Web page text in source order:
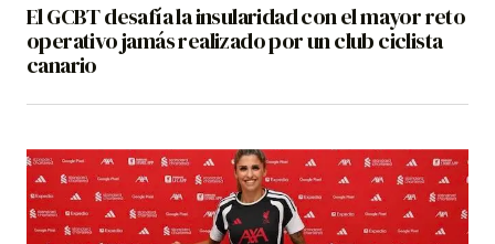
El GCBT desafía la insularidad con el mayor reto
operativo jamás realizado por un club ciclista
canario